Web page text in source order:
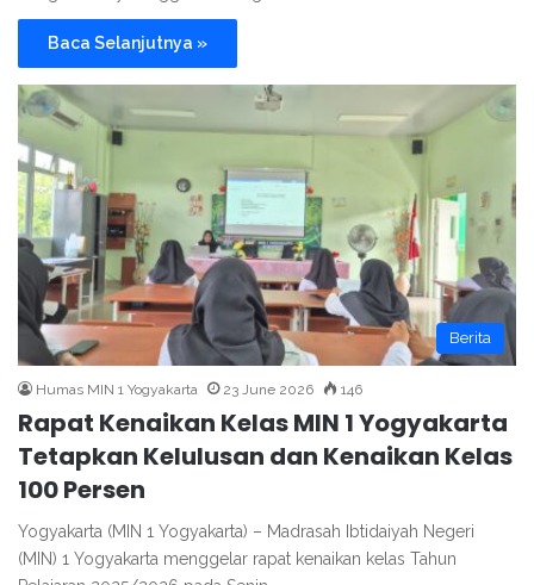
Baca Selanjutnya »
Berita
Humas MIN 1 Yogyakarta 23 June 2026 146
Rapat Kenaikan Kelas MIN 1 Yogyakarta
Tetapkan Kelulusan dan Kenaikan Kelas
100 Persen
Yogyakarta (MIN 1 Yogyakarta) – Madrasah Ibtidaiyah Negeri
(MIN) 1 Yogyakarta menggelar rapat kenaikan kelas Tahun